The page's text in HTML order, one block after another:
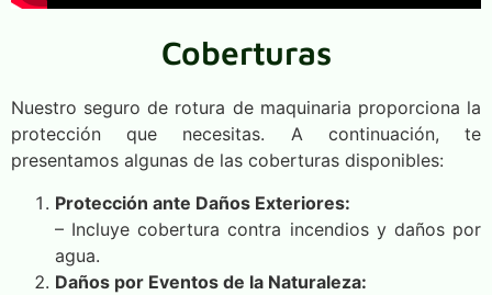
Coberturas
Nuestro seguro de rotura de maquinaria proporciona la
protección que necesitas. A continuación, te
presentamos algunas de las coberturas disponibles:
Protección ante Daños Exteriores:
– Incluye cobertura contra incendios y daños por
agua.
Daños por Eventos de la Naturaleza: